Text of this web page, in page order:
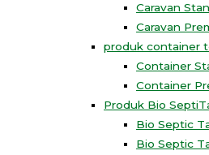
Caravan
Caravan
produk container
Container
Container
Produk Bio
Bio Septic
Bio Septic